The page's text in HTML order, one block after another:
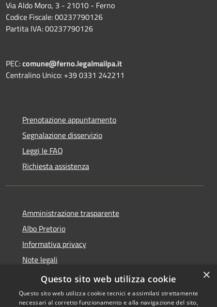
Via Aldo Moro, 3 - 21010 - Ferno
Codice Fiscale: 00237790126
Partita IVA: 00237790126
PEC:comune@ferno.legalmailpa.it
Centralino Unico: +39 0331 242211
Prenotazione appuntamento
Segnalazione disservizio
Leggi le FAQ
Richiesta assistenza
Amministrazione trasparente
Albo Pretorio
Informativa privacy
Note legali
Dichiarazione di accessibilità
×
Questo sito web utilizza cookie
Questo sito web utilizza cookie tecnici e assimilati strettamente
necessari al corretto funzionamento e alla navigazione del sito,